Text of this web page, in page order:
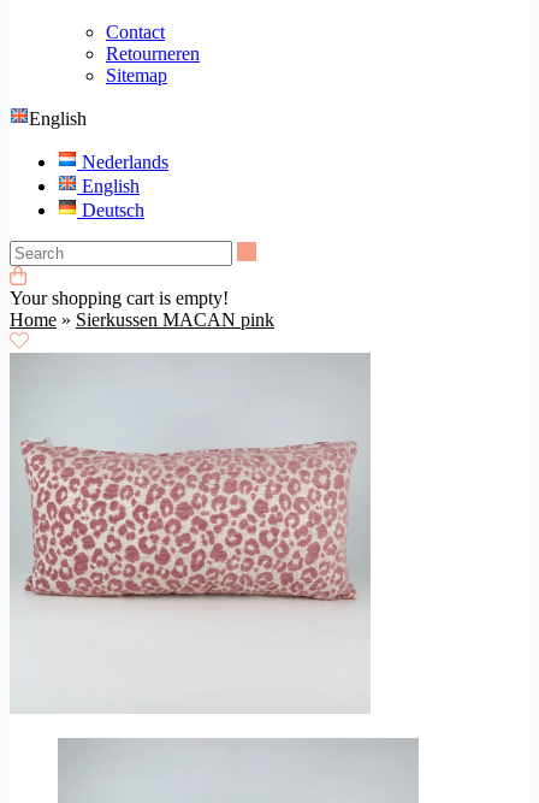
Contact
Retourneren
Sitemap
English
Nederlands
English
Deutsch
Your shopping cart is empty!
Home » Sierkussen MACAN pink